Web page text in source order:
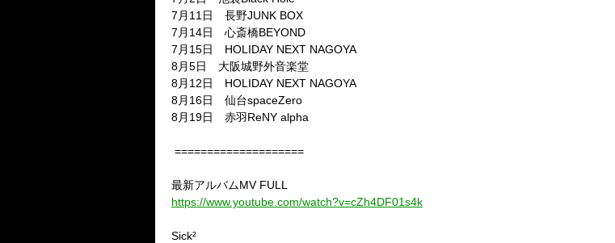
7月11日 長野JUNK BOX
7月14日 心斎橋BEYOND
7月15日 HOLIDAY NEXT NAGOYA
8月5日 大阪城野外音楽堂
8月12日 HOLIDAY NEXT NAGOYA
8月16日 仙台spaceZero
8月19日 赤羽ReNY alpha
====================
最新アルバムMV FULL
https://www.youtube.com/watch?v=cZh4DF01s4k
Sick²